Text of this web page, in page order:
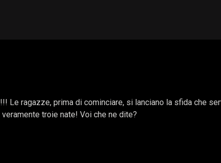
Le ragazze, prima di cominciare, si lanciano la sfida che
troie nate! Voi che ne dite?